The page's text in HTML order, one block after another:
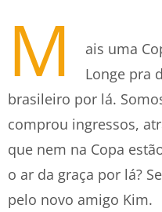
M
ais uma
Longe pra
brasileiro por lá.
comprou ingressos,
que nem na Copa
o ar da graça por lá?
pelo novo amigo Kim.